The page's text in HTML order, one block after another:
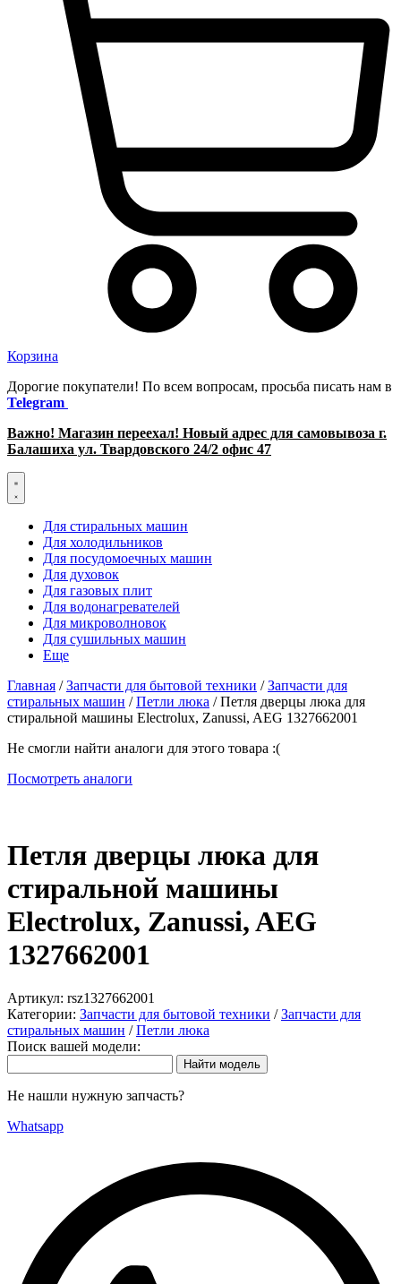
Корзина
Дорогие покупатели! По всем вопросам, просьба писать нам в
Telegram
Важно! Магазин переехал! Новый адрес для самовывоза г.
Балашиха ул. Твардовского 24/2 офис 47
Для стиральных машин
Для холодильников
Для посудомоечных машин
Для духовок
Для газовых плит
Для водонагревателей
Для микроволновок
Для сушильных машин
Еще
Главная /Запчасти для бытовой техники /Запчасти для
стиральных машин /Петли люка / Петля дверцы люка для
стиральной машины Electrolux, Zanussi, AEG 1327662001
Не смогли найти аналоги для этого товара :(
Посмотреть аналоги
Петля дверцы люка для
стиральной машины
Electrolux, Zanussi, AEG
1327662001
Артикул: rsz1327662001
Категории: Запчасти для бытовой техники /Запчасти для
стиральных машин /Петли люка
Поиск вашей модели:
Не нашли нужную запчасть?
Whatsapp